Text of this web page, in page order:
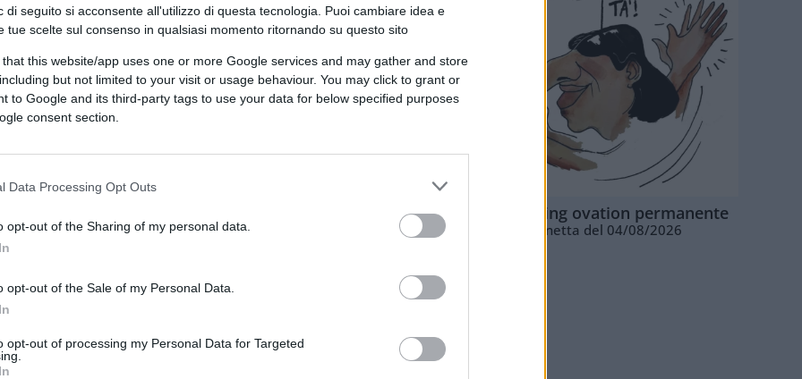
di seguito si acconsente all'utilizzo di questa tecnologia. Puoi cambiare idea e
tue scelte sul consenso in qualsiasi momento ritornando su questo sito
that this website/app uses one or more Google services and may gather and store
but not limited to your visit or usage behaviour. You may click to grant or
to Google and its third-party tags to use your data for below specified purposes
consent section.
Data Processing Opt Outs
opt-out of the Sharing of my personal data.
opt-out of the Sale of my Personal Data.
opt-out of processing my Personal Data for Targeted
di Fiorenza Cirillo
4 Gennaio 2026, 16:00
8.3k
Checco Zalone manca Checco
1 Gennaio 2026, 17:00
La standing ovation permanente
Vignetta del 04/08/2026